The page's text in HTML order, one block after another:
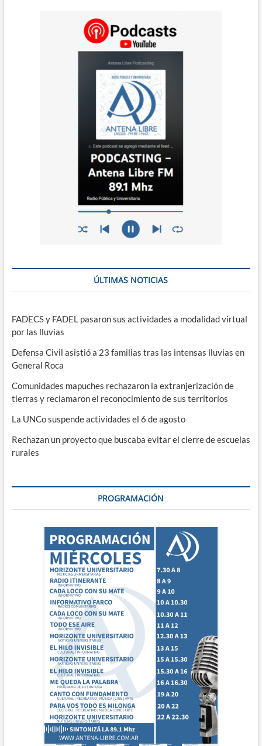
ÚLTIMAS NOTICIAS
FADECS y FADEL pasaron sus actividades a modalidad virtual
por las lluvias
Defensa Civil asistió a 23 familias tras las intensas lluvias en
General Roca
Comunidades mapuches rechazaron la extranjerización de
tierras y reclamaron el reconocimiento de sus territorios
La UNCo suspende actividades el 6 de agosto
Rechazan un proyecto que buscaba evitar el cierre de escuelas
rurales
PROGRAMACIÓN